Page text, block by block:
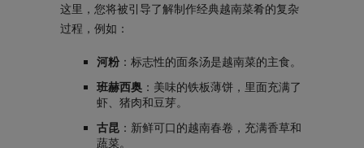
这里，您将被引导了解制作经典越南菜肴的复杂
过程，例如：
河粉 ：标志性的面条汤是越南菜的主食。
班赫西奥 ：美味的铁板薄饼，里面充满了
虾、猪肉和豆芽。
古昆 ：新鲜可口的越南春卷，充满香草和
蔬菜。